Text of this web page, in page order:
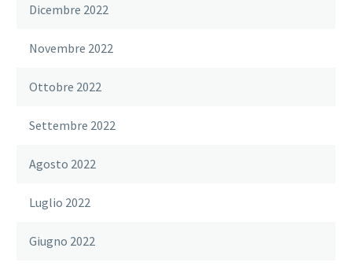
Dicembre 2022
Novembre 2022
Ottobre 2022
Settembre 2022
Agosto 2022
Luglio 2022
Giugno 2022